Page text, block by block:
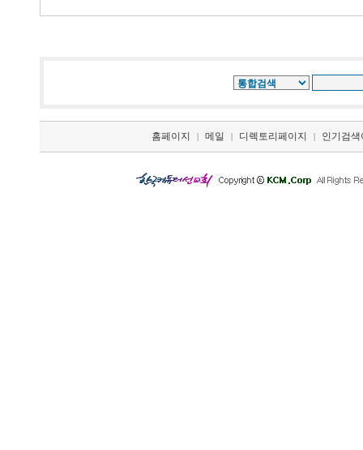
홈페이지 | 메일 | 디렉토리페이지 | 인기검색